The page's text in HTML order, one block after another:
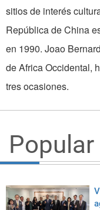
sitios de interés
República de China
en 1990. Joao
de Africa Occidental,
tres ocasiones.
Popular